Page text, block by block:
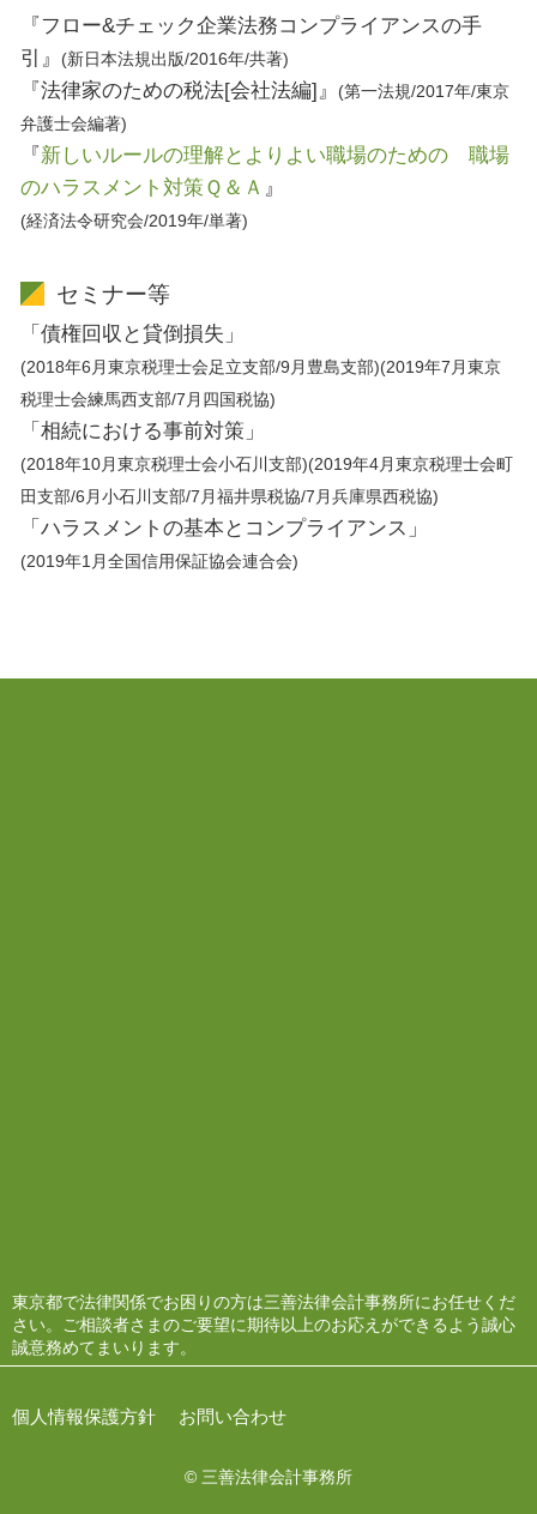
『フロー&チェック企業法務コンプライアンスの手
引』
(新日本法規出版/2016年/共著)
『法律家のための税法[会社法編]』
(第一法規/2017年/東京
弁護士会編著)
『新しいルールの理解とよりよい職場のための 職場
のハラスメント対策Ｑ＆Ａ 』
(経済法令研究会/2019年/単著)
セミナー等
「債権回収と貸倒損失」
(2018年6月東京税理士会足立支部/9月豊島支部)(2019年7月東京
税理士会練馬西支部/7月四国税協)
「相続における事前対策」
(2018年10月東京税理士会小石川支部)(2019年4月東京税理士会町
田支部/6月小石川支部/7月福井県税協/7月兵庫県西税協)
「ハラスメントの基本とコンプライアンス」
(2019年1月全国信用保証協会連合会)
東京都で法律関係でお困りの方は三善法律会計事務所にお任せくだ
さい。ご相談者さまのご要望に期待以上のお応えができるよう誠心
誠意務めてまいります。
個人情報保護方針 お問い合わせ
© 三善法律会計事務所